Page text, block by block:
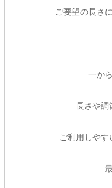
ご要望の長さ
一か
長さや調
ご利用しやす